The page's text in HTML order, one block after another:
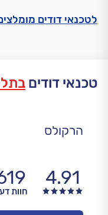
לטכנאי דודים
טכנאי דודים בתל
הרקולס
4.91
חוות